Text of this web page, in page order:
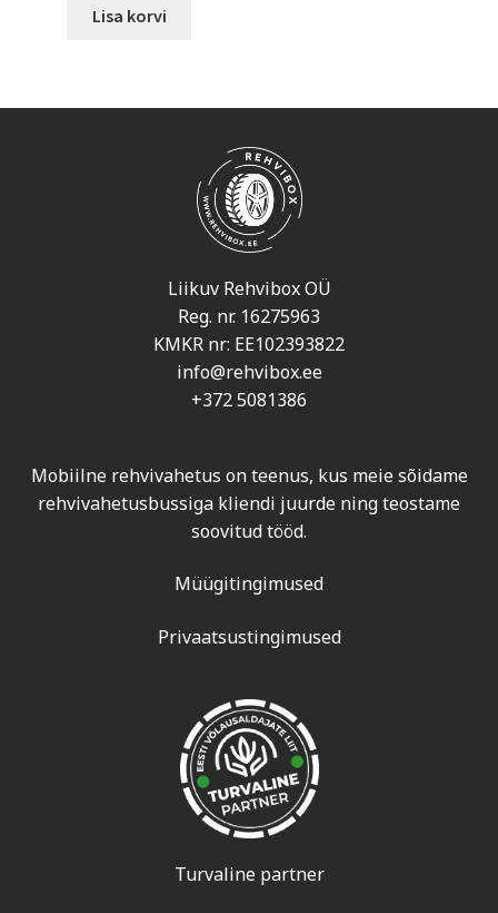
Lisa korvi
Liikuv Rehvibox OÜ
Reg. nr. 16275963
KMKR nr: EE102393822
info@rehvibox.ee
+372 5081386
Mobiilne rehvivahetus on teenus, kus meie sõidame
rehvivahetusbussiga kliendi juurde ning teostame
soovitud tööd.
Müügitingimused
Privaatsustingimused
Turvaline partner